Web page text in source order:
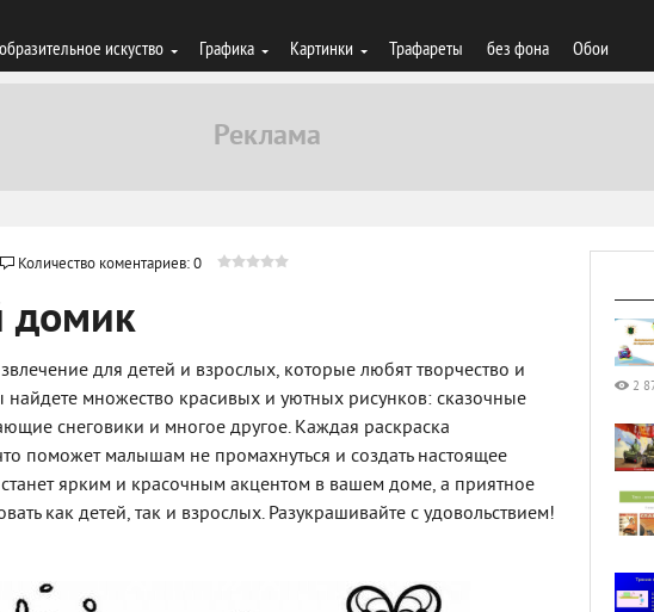
искуство Графика Картинки Трафареты без фона Обои
Количество коментариев: 0
домик
для детей и взрослых, которые любят творчество и
множество красивых и уютных рисунков: сказочные
снеговики и многое другое. Каждая раскраска
поможет малышам не промахнуться и создать настоящее
ярким и красочным акцентом в вашем доме, а приятное
как детей, так и взрослых. Разукрашивайте с удовольствием!
2